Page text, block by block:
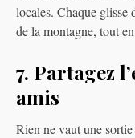
locales. Chaque glisse
de la montagne, tout
7. Partagez
amis
Rien ne vaut une